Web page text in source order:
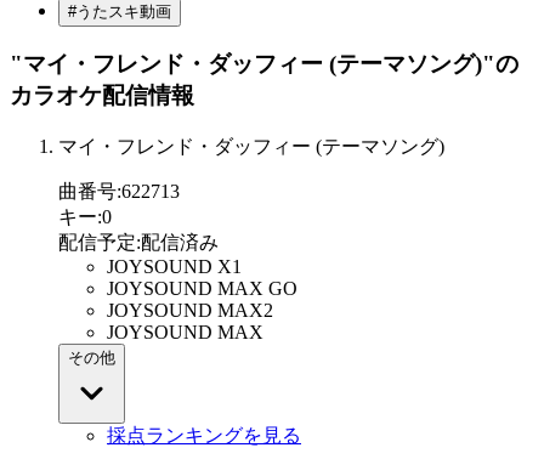
#うたスキ動画
"マイ・フレンド・ダッフィー (テーマソング)"の
カラオケ配信情報
マイ・フレンド・ダッフィー (テーマソング)
曲番号:622713
キー:0
配信予定:配信済み
JOYSOUND X1
JOYSOUND MAX GO
JOYSOUND MAX2
JOYSOUND MAX
その他
採点ランキングを見る